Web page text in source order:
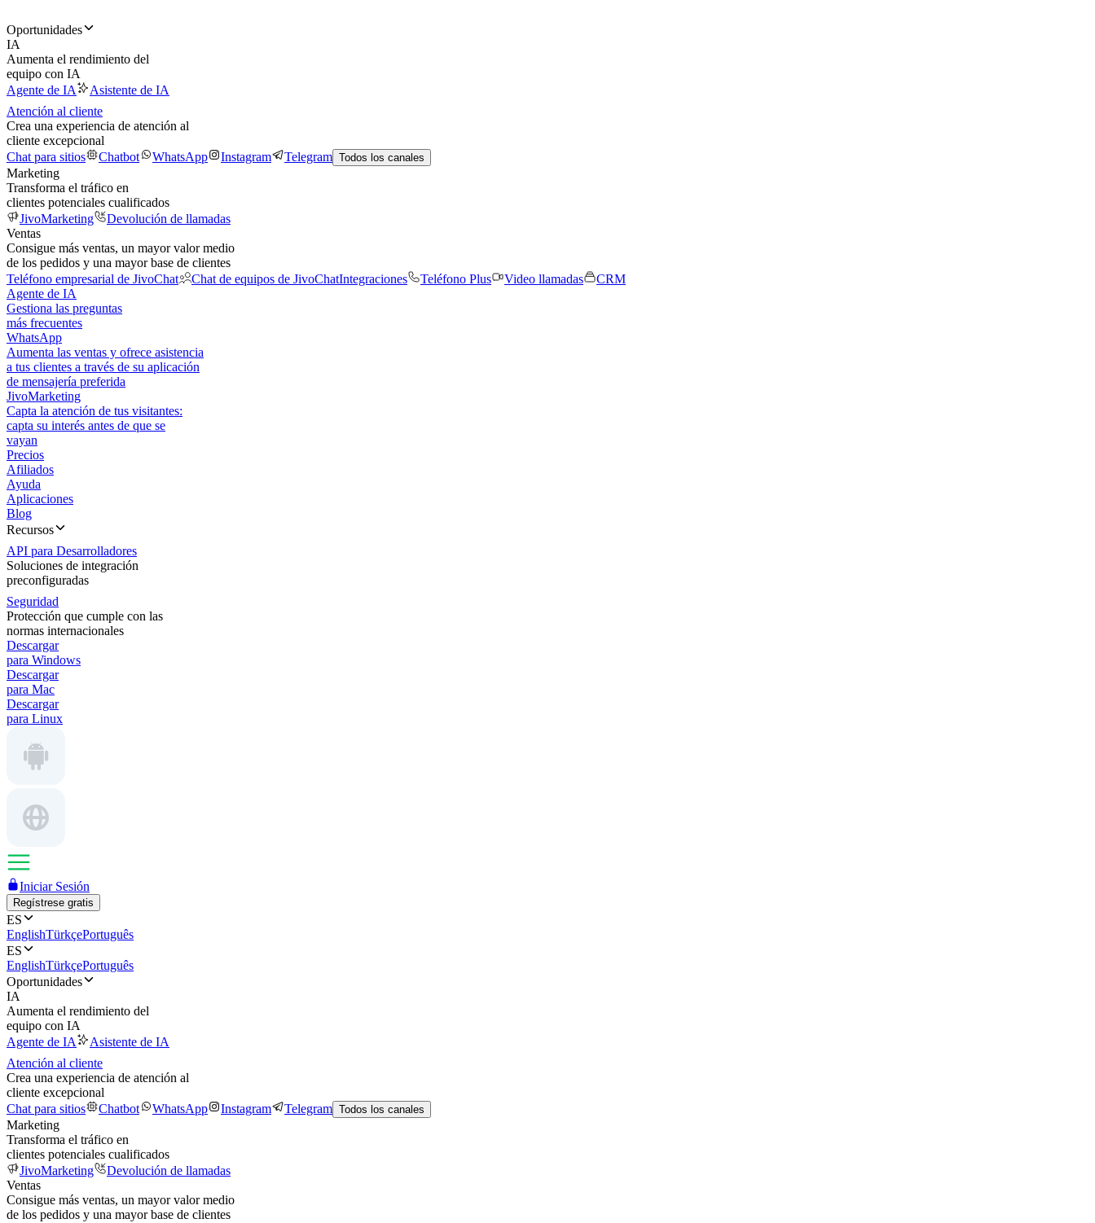
Oportunidades
IA
Aumenta el rendimiento del
equipo con IA
Agente de IA
Asistente de IA
Atención al cliente
Crea una experiencia de atención al
cliente excepcional
Chat para sitios
Chatbot WhatsApp Instagram Telegram Todos los canales
Marketing
Transforma el tráfico en
clientes potenciales cualificados
JivoMarketing
Devolución de llamadas
Ventas
Consigue más ventas, un mayor valor medio
de los pedidos y una mayor base de clientes
Teléfono empresarial de JivoChat
Chat de equipos de JivoChatIntegraciones Teléfono Plus Video llamadas
CRM
Agente de IA
Gestiona las preguntas
más frecuentes
WhatsApp
Aumenta las ventas y ofrece asistencia
a tus clientes a través de su aplicación
de mensajería preferida
JivoMarketing
Capta la atención de tus visitantes:
capta su interés antes de que se
vayan
Precios
Afiliados
Ayuda
Aplicaciones
Blog
Recursos
API para Desarrolladores
Soluciones de integración
preconfiguradas
Seguridad
Protección que cumple con las
normas internacionales
Descargar
para Windows
Descargar
para Mac
Descargar
para Linux
Iniciar Sesión
Regístrese gratis
ES
EnglishTürkçePortuguês
ES
EnglishTürkçePortuguês
Oportunidades
IA
Aumenta el rendimiento del
equipo con IA
Agente de IA
Asistente de IA
Atención al cliente
Crea una experiencia de atención al
cliente excepcional
Chat para sitios
Chatbot WhatsApp Instagram Telegram Todos los canales
Marketing
Transforma el tráfico en
clientes potenciales cualificados
JivoMarketing
Devolución de llamadas
Ventas
Consigue más ventas, un mayor valor medio
de los pedidos y una mayor base de clientes